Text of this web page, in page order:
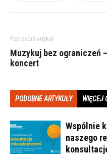
Poprzedni artykuł
Muzykuj bez ograniczeń –
koncert
PODOBNE ARTYKUŁY WIĘCEJ
Wspólnie
naszego